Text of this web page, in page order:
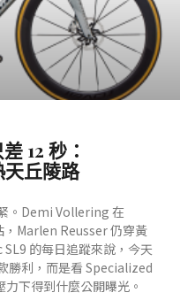
12 秒：
丘陵路
。Demi Vollering 在
Marlen Reusser 仍穿黃
的每日追蹤來說，今天
勝利，而是看 Specialized
下得到什麼公開曝光。